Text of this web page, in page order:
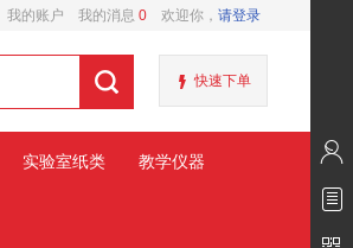
欢迎你， 请登录
我的消息 0
我的账户
实验室纸类 教学仪器
快速下单